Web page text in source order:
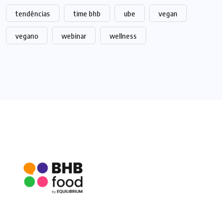
tendências time bhb ube vegan
vegano webinar wellness